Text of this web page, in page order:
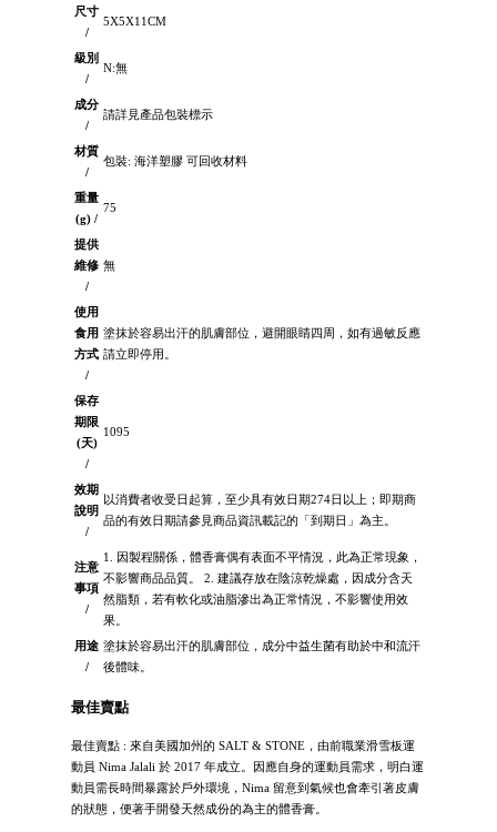
尺寸
/
5X5X11CM
級別
/
N:無
成分
/
請詳見產品包裝標示
材質
/
包裝: 海洋塑膠 可回收材料
重量
(g) /
75
提供
維修
/
無
使用
食用
方式
/
塗抹於容易出汗的肌膚部位，避開眼睛四周，如有過敏反應
請立即停用。
保存
期限
(天)
/
1095
效期
說明
/
以消費者收受日起算，至少具有效日期274日以上；即期商
品的有效日期請參見商品資訊載記的「到期日」為主。
注意
事項
/
1. 因製程關係，體香膏偶有表面不平情況，此為正常現象，
不影響商品品質。 2. 建議存放在陰涼乾燥處，因成分含天
然脂類，若有軟化或油脂滲出為正常情況，不影響使用效
果。
用途
/
塗抹於容易出汗的肌膚部位，成分中益生菌有助於中和流汗
後體味。
最佳賣點
最佳賣點 : 來自美國加州的 SALT & STONE，由前職業滑雪板運
動員 Nima Jalali 於 2017 年成立。因應自身的運動員需求，明白運
動員需長時間暴露於戶外環境，Nima 留意到氣候也會牽引著皮膚
的狀態，便著手開發天然成份的為主的體香膏。